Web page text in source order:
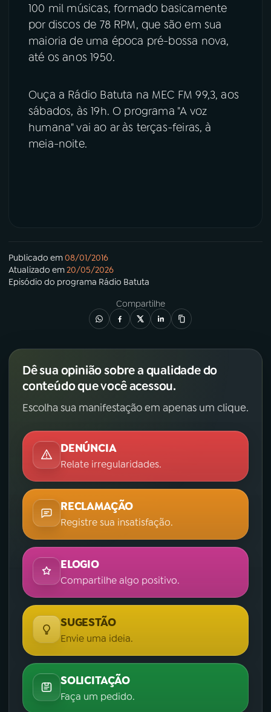
100 mil músicas, formado basicamente
por discos de 78 RPM, que são em sua
maioria de uma época pré-bossa nova,
até os anos 1950.
Ouça a Rádio Batuta na MEC FM 99,3, aos
sábados, às 19h. O programa "A voz
humana" vai ao ar às terças-feiras, à
meia-noite.
Publicado em08/01/2016
Atualizado em20/05/2026
Episódio do programa Rádio Batuta
Compartilhe
Dê sua opinião sobre a qualidade do
conteúdo que você acessou.
Escolha sua manifestação em apenas um clique.
DENÚNCIA
Relate irregularidades.
RECLAMAÇÃO
Registre sua insatisfação.
ELOGIO
Compartilhe algo positivo.
SUGESTÃO
Envie uma ideia.
SOLICITAÇÃO
Faça um pedido.